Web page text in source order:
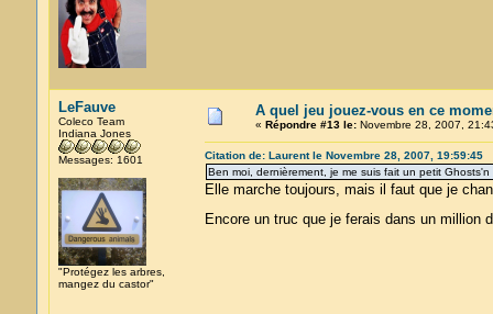
LeFauve
Coleco Team
Indiana Jones
Messages: 1601
"Protégez les arbres,
mangez du castor"
A quel jeu jouez-vous en ce
« Répondre #13 le:Novembre 28, 2007,
Citation de: Laurent le Novembre 28, 2007, 19:59:45
Ben moi, dernièrement, je me suis fait un petit
Elle marche toujours, mais il faut que je
Encore un truc que je ferais dans un million